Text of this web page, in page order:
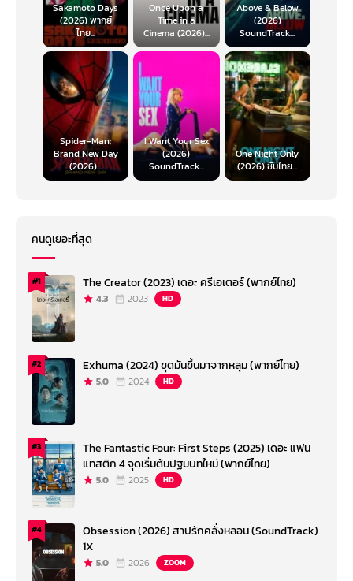
Sakamoto Days
(2026) พากย์
ไทย...
Once Upon a
Time in a
Cinema (2026)...
Above & Below
(2026)
SoundTrack...
Spider-Man:
Brand New Day
(2026)...
I Want Your Sex
(2026)
SoundTrack...
One Night Only
(2026) ซับไทย...
คนดูเยอะที่สุด
#1 The Creator (2023) เดอะ ครีเอเตอร์ (พากย์ไทย)
4.3 2023 HD
#2 Exhuma (2024) ขุดมันขึ้นมาจากหลุม (พากย์ไทย)
5.0 2024 HD
#3
The Fantastic Four: First Steps (2025) เดอะ แฟน
แทสติก 4 จุดเริ่มต้นปฐมบทใหม่ (พากย์ไทย)
5.0 2025 HD
#4
Obsession (2026) สาปรักคลั่งหลอน (SoundTrack)
1X
5.0 2026 ZOOM